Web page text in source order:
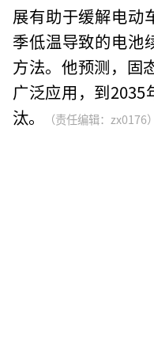
展有助于缓解电
季低温导致的电池
方法。他预测，固
广泛应用，到2035
汰。
（责任编辑：zx0176）